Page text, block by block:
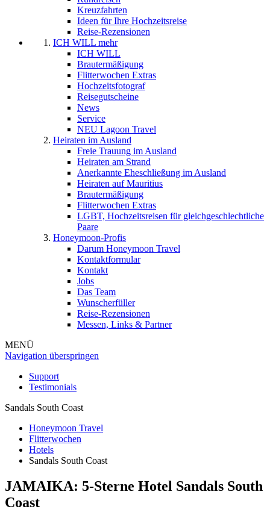
Kreuzfahrten
Ideen für Ihre Hochzeitsreise
Reise-Rezensionen
ICH WILL mehr
ICH WILL
Brautermäßigung
Flitterwochen Extras
Hochzeitsfotograf
Reisegutscheine
News
Service
NEU Lagoon Travel
Heiraten im Ausland
Freie Trauung im Ausland
Heiraten am Strand
Anerkannte Eheschließung im Ausland
Heiraten auf Mauritius
Brautermäßigung
Flitterwochen Extras
LGBT, Hochzeitsreisen für gleichgeschlechtliche
Paare
Honeymoon-Profis
Darum Honeymoon Travel
Kontaktformular
Kontakt
Jobs
Das Team
Wunscherfüller
Reise-Rezensionen
Messen, Links & Partner
MENÜ
Navigation überspringen
Support
Testimonials
Sandals South Coast
Honeymoon Travel
Flitterwochen
Hotels
Sandals South Coast
JAMAIKA: 5-Sterne Hotel Sandals South
Coast